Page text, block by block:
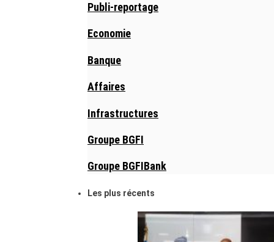
Publi-reportage
Economie
Banque
Affaires
Infrastructures
Groupe BGFI
Groupe BGFIBank
Les plus récents